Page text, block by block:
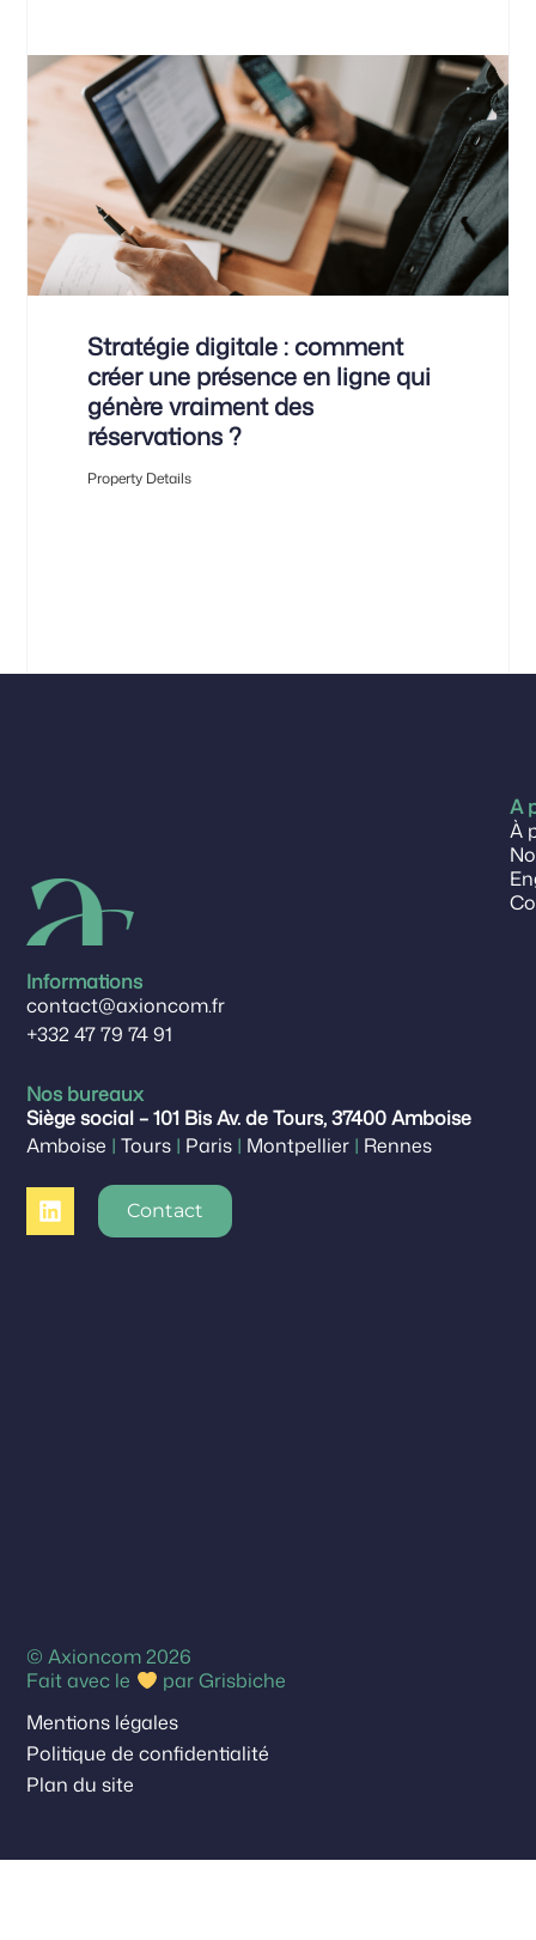
Stratégie digitale : comment
créer une présence en ligne qui
génère vraiment des
réservations ?
Property Details
Informations
contact@axioncom.fr
+332 47 79 74 91
Nos bureaux
Siège social – 101 Bis Av. de Tours, 37400 Amboise
Amboise | Tours | Paris | Montpellier | Rennes
Contact
A
À
© Axioncom 2026
Fait avec le
parGrisbiche
Mentions légales
Politique de confidentialité
Plan du site